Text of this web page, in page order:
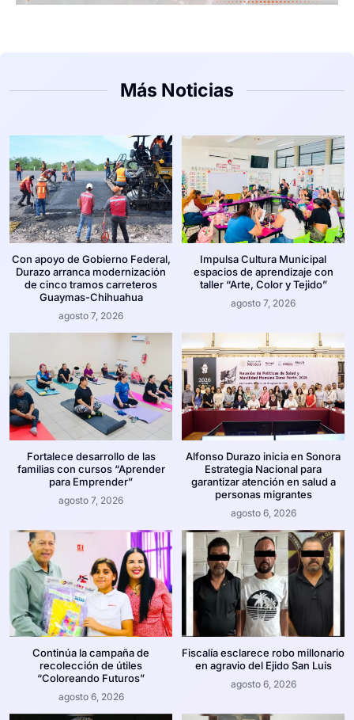
Más Noticias
Con apoyo de Gobierno Federal,
Durazo arranca modernización
de cinco tramos carreteros
Guaymas-Chihuahua
agosto 7, 2026
Impulsa Cultura Municipal
espacios de aprendizaje con
taller “Arte, Color y Tejido”
agosto 7, 2026
Fortalece desarrollo de las
familias con cursos “Aprender
para Emprender”
agosto 7, 2026
Alfonso Durazo inicia en Sonora
Estrategia Nacional para
garantizar atención en salud a
personas migrantes
agosto 6, 2026
Continúa la campaña de
recolección de útiles
“Coloreando Futuros”
agosto 6, 2026
Fiscalía esclarece robo millonario
en agravio del Ejido San Luis
agosto 6, 2026